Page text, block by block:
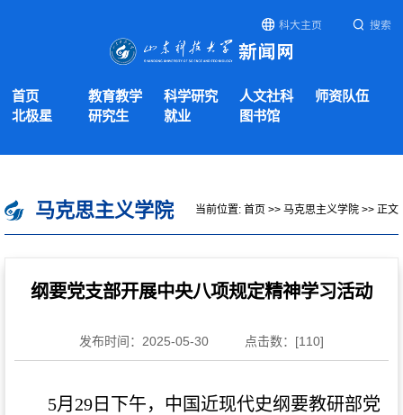
科大主页 搜索
首页 教育教学 科学研究 人文社科
师资队伍
北极星
研究生 就业 图书馆
马克思主义学院 当前位置: 首页 >> 马克思主义学院 >> 正文
纲要党支部开展中央八项规定精神学习活动
发布时间：2025-05-30 点击数：[110]
5月29 日下午，中国近现代史纲要教研部党